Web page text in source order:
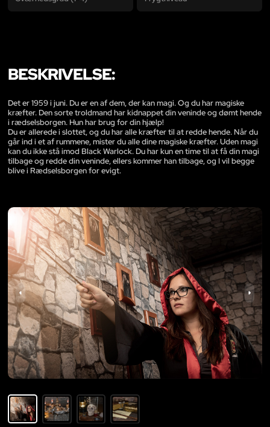
BESKRIVELSE:
Det er 1959 i juni. Du er en af dem, der kan magi. Og du har magiske
kræfter. Den sorte troldmand har kidnappet din veninde og dømt hende
i rædselsborgen. Hun har brug for din hjælp!
Du er allerede i slottet, og du har alle kræfter til at redde hende. Når du
går ind i et af rummene, mister du alle dine magiske kræfter. Uden magi
kan du ikke stå imod Black Warlock. Du har kun en time til at få din magi
tilbage og redde din veninde, ellers kommer han tilbage, og I vil begge
blive i Rædselsborgen for evigt.